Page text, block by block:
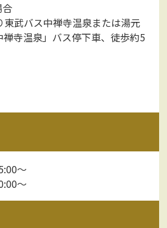
合
東武バス中禅寺温泉または湯元
寺温泉」バス停下車、徒歩約5
～
～